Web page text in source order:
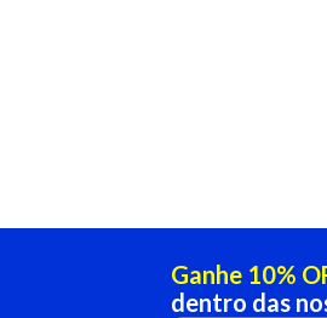
Ganhe 10%
dentro das